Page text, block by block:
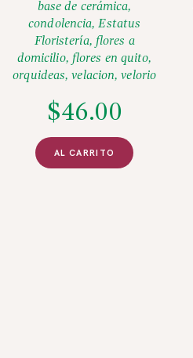
base de cerámica,
condolencia,Estatus
Floristería, flores a
domicilio, flores en quito,
orquideas,velacion,velorio
$46.00
AL CARRITO